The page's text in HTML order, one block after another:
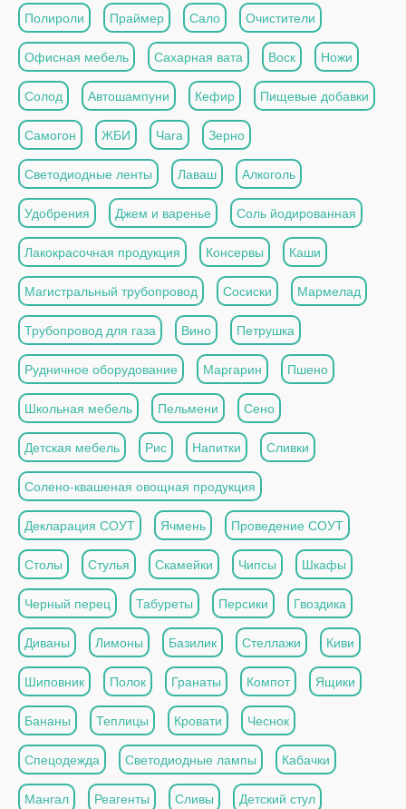
Полироли Праймер Сало Очистители
Офисная мебель Сахарная вата Воск Ножи
Солод Автошампуни Кефир Пищевые добавки
Самогон ЖБИ Чага Зерно
Светодиодные ленты Лаваш Алкоголь
Удобрения Джем и варенье Соль йодированная
Лакокрасочная продукция Консервы Каши
Магистральный трубопровод Сосиски Мармелад
Трубопровод для газа Вино Петрушка
Рудничное оборудование Маргарин Пшено
Школьная мебель Пельмени Сено
Детская мебель Рис Напитки Сливки
Солено-квашеная овощная продукция
Декларация СОУТ Ячмень Проведение СОУТ
Столы Стулья Скамейки Чипсы Шкафы
Черный перец Табуреты Персики Гвоздика
Диваны Лимоны Базилик Стеллажи Киви
Шиповник Полок Гранаты Компот Ящики
Бананы Теплицы Кровати Чеснок
Спецодежда Светодиодные лампы Кабачки
Мангал Реагенты Сливы Детский стул